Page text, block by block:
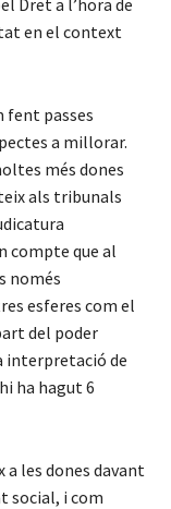
en el context
fent passes
a millorar.
més dones
als tribunals
compte que al
només
esferes com el
del poder
interpretació de
ha hagut 6
les dones davant
social, i com